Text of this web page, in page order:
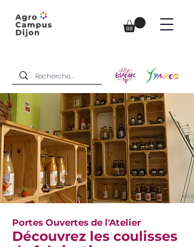
Portes Ouvertes de l'Atelier
Découvrez les coulisses